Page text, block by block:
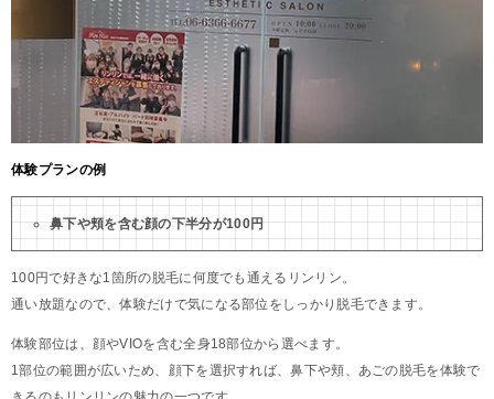
体験プランの例
鼻下や頬を含む顔の下半分が100円
100円で好きな1箇所の脱毛に何度でも通えるリンリン。
通い放題なので、体験だけで気になる部位をしっかり脱毛できます。
体験部位は、顔やVIOを含む全身18部位から選べます。
1部位の範囲が広いため、顔下を選択すれば、鼻下や頬、あごの脱毛を体験で